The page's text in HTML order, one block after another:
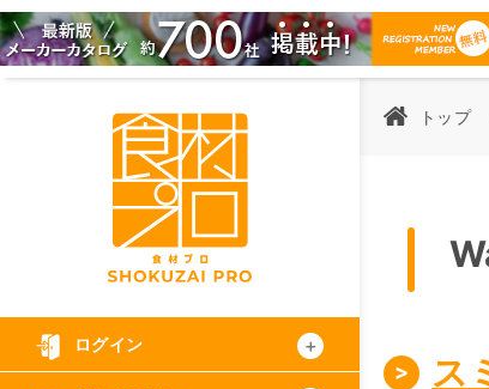
ログイン
トップ
ス